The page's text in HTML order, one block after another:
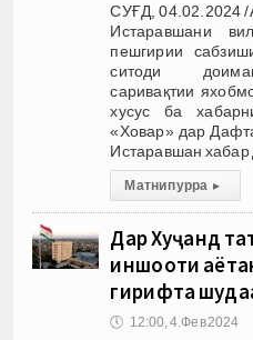
СУҒД, 04.02.2024
Истаравшани
пешгирии
ситоди
саривақтии
хусус ба
«Ховар» дар
Истаравшан
Матни пурра ▸
Дар Хуҷанд
иншооти
гирифта
🕔 12:00, 4.Фев 2024